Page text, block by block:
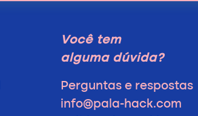
Você tem
alguma dúvida?
Perguntas e respostas
info@pala-hack.com